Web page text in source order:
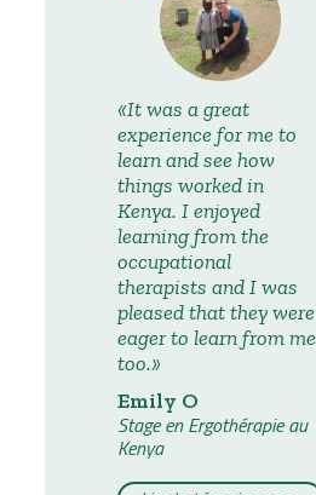
It was a great
experience for me to
learn and see how
things worked in
Kenya. I enjoyed
learning from the
occupational
therapists and I was
pleased that they were
eager to learn from me
too.
Emily O
Stage en Ergothérapie au
Kenya